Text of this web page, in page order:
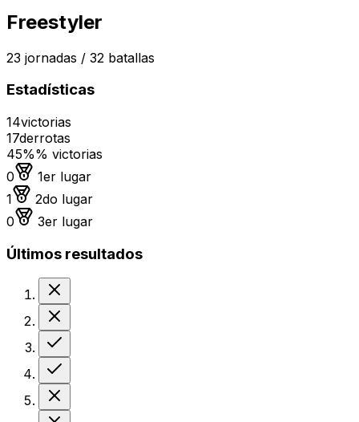
Freestyler
23 jornadas / 32 batallas
Estadísticas
14victorias
17derrotas
45%% victorias
0
Medalla de oro
1er lugar
1
Medalla de plata
2do lugar
0
Medalla de bronce
3er lugar
Últimos resultados